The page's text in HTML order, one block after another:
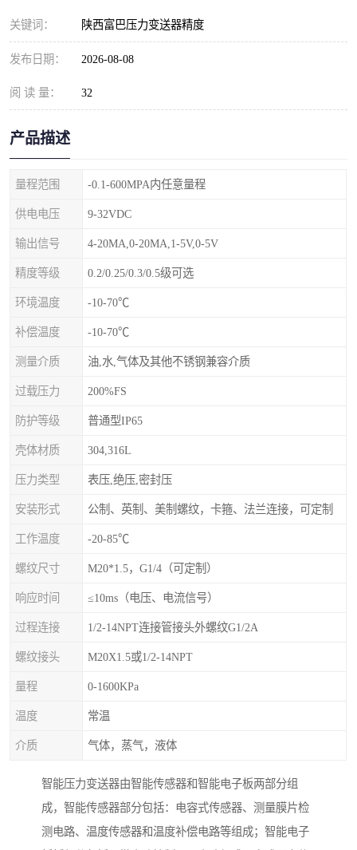
关键词： 陕西富巴压力变送器精度
发布日期： 2026-08-08
阅 读 量： 32
产品描述
量程范围 -0.1-600MPA内任意量程
供电电压 9-32VDC
输出信号 4-20MA,0-20MA,1-5V,0-5V
精度等级 0.2/0.25/0.3/0.5级可选
环境温度 -10-70℃
补偿温度 -10-70℃
测量介质 油,水,气体及其他不锈钢兼容介质
过载压力 200%FS
防护等级 普通型IP65
壳体材质 304,316L
压力类型 表压,绝压,密封压
安装形式 公制、英制、美制螺纹，卡箍、法兰连接，可定制
工作温度 -20-85℃
螺纹尺寸 M20*1.5，G1/4（可定制）
响应时间 ≤10ms（电压、电流信号）
过程连接 1/2-14NPT连接管接头外螺纹G1/2A
螺纹接头 M20X1.5或1/2-14NPT
量程 0-1600KPa
温度 常温
介质 气体，蒸气，液体
智能压力变送器由智能传感器和智能电子板两部分组
成，智能传感器部分包括：电容式传感器、测量膜片检
测电路、温度传感器和温度补偿电路等组成；智能电子